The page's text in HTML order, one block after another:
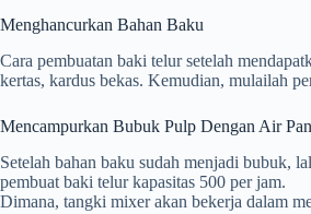
Menghancurkan Bahan Baku
Cara pembuatan baki telur setelah
kertas, kardus bekas. Kemudian, mulailah
Mencampurkan Bubuk Pulp Dengan Air
Setelah bahan baku sudah menjadi bubuk,
pembuat baki telur kapasitas 500 per jam.
Dimana, tangki mixer akan bekerja dalam